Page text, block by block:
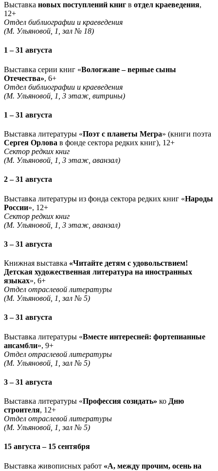
Выставка новых поступлений книг в отдел краеведения,
12+
Отдел библиографии и краеведения
(М. Ульяновой, 1, зал № 18)
1 – 31 августа
Выставка серии книг «Вологжане – верные сыны
Отечества», 6+
Отдел библиографии и краеведения
(М. Ульяновой, 1, 3 этаж, витрины)
1 – 31 августа
Выставка литературы «Поэт с планеты Мегра» (книги поэта
Сергея Орлова в фонде сектора редких книг), 12+
Сектор редких книг
(М. Ульяновой, 1, 3 этаж, аванзал)
2 – 31 августа
Выставка литературы из фонда сектора редких книг «Народы
России», 12+
Сектор редких книг
(М. Ульяновой, 1, 3 этаж, аванзал)
3 – 31 августа
Книжная выставка «Читайте детям с удовольствием!
Детская художественная литература на иностранных
языках», 6+
Отдел отраслевой литературы
(М. Ульяновой, 1, зал № 5)
3 – 31 августа
Выставка литературы «Вместе интересней: фортепианные
ансамбли», 9+
Отдел отраслевой литературы
(М. Ульяновой, 1, зал № 5)
3 – 31 августа
Выставка литературы «Профессия созидать» ко Дню
строителя, 12+
Отдел отраслевой литературы
(М. Ульяновой, 1, зал № 5)
15 августа – 15 сентября
Выставка живописных работ «А, между прочим, осень на